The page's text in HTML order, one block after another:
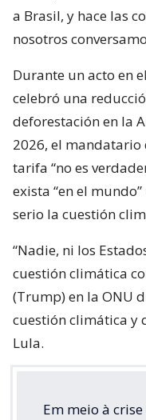
a Brasil, y hace las
nosotros
Durante un acto en
celebró una
deforestación en la
2026, el
tarifa “no es
exista “en el
serio la cuestión
“Nadie, ni los
cuestión climática
(Trump) en la ONU
cuestión climática y
Lula.
Em meio à